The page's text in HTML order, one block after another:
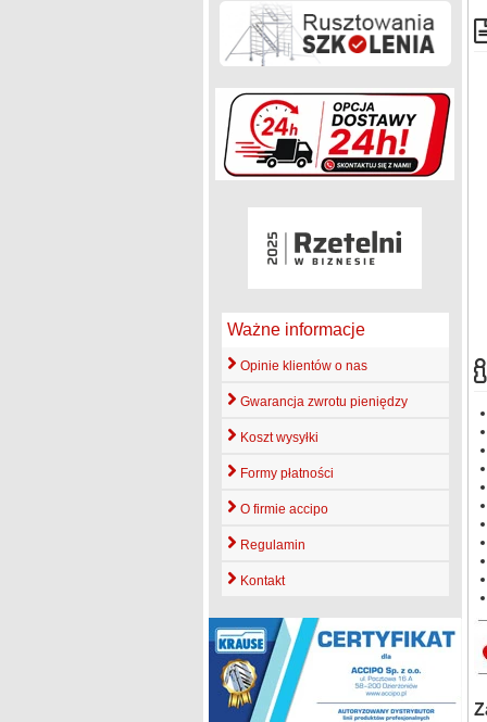
Ważne informacje
Opinie klientów o nas
Gwarancja zwrotu pieniędzy
Koszt wysyłki
Formy płatności
O firmie accipo
Regulamin
Kontakt